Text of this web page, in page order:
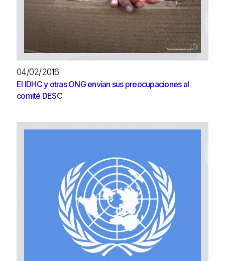
04/02/2016
El IDHC y otras ONG envían sus preocupaciones al
comité DESC